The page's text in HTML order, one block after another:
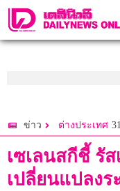
ข่าว ต่างประเทศ
เซเลนสกีชี้ รั
เปลี่ยนแปลงร